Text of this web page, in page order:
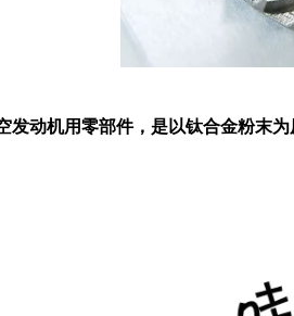
发动机用零部件，是以钛合金粉末